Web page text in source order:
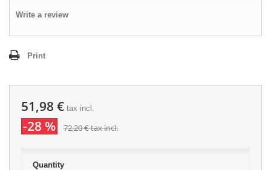
Write a review
Print
51,98 € tax incl.
-28 % 72,20 €tax incl.
Quantity